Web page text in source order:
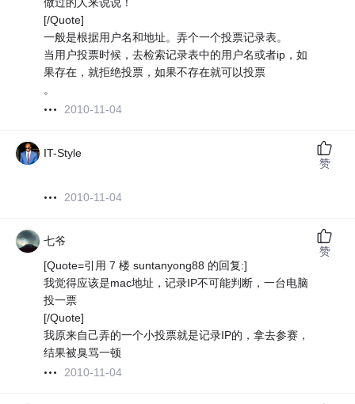
做过的人来说说！
[/Quote]
一般是根据用户名和地址。弄个一个投票记录表。
当用户投票时候，去检索记录表中的用户名或者ip，如
果存在，就拒绝投票，如果不存在就可以投票
。
2010-11-04
IT-Style
2010-11-04
赞
七爷
[Quote=引用 7 楼 suntanyong88 的回复:]
我觉得应该是mac地址，记录IP不可能判断，一台电脑
投一票
[/Quote]
我原来自己弄的一个小投票就是记录IP的，拿去参赛，
结果被臭骂一顿
2010-11-04
赞